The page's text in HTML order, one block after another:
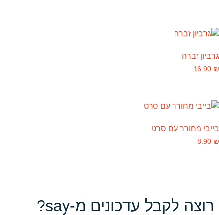
גרביון זברה
16.90 ₪
בייבי מחורר עם סרט
8.90 ₪
רוצה לקבל עדכונים מ-say?